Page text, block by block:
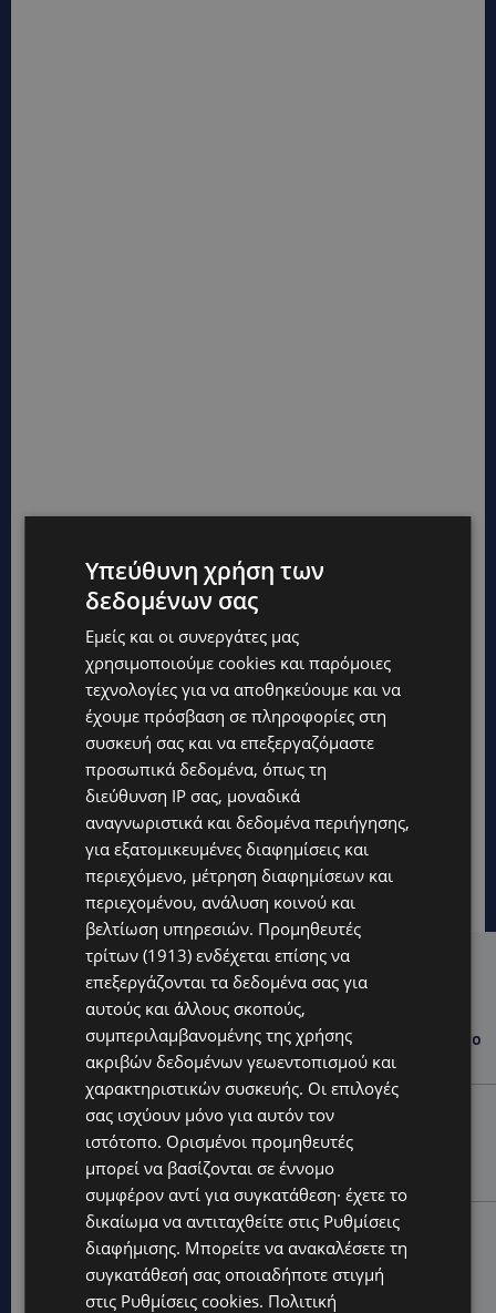
Hot this week
WORLD
ΦΩΤΙΑ ΣΤΟΝ ΒΟΛΟ: Στις φλόγες περιοχή πάνω από το
αρχαίο θέατρο Δημητριάδος
STORIES
ΜΑΝΩΛΗΣ ΕΜΜΑΝΟΥΗΛ: Η ιστορία της θρυλικής
Corner Pub που ξυπνά μνήμες δεκαετιών – Το
αφιέρωμα μετά τη φωτιά-(Φώτο)
UPDATES
ΘΕΣΣΑΛΟΝΙΚΗ: Σοκ από την κακοποίηση άγριων
χελωνών – Τις έβαψαν με πορτοκαλί λαδομπογιά-
(Φώτο)
Υπεύθυνη χρήση των
δεδομένων σας
Εμείς και οι συνεργάτες μας
χρησιμοποιούμε cookies και παρόμοιες
τεχνολογίες για να αποθηκεύουμε και να
έχουμε πρόσβαση σε πληροφορίες στη
συσκευή σας και να επεξεργαζόμαστε
προσωπικά δεδομένα, όπως τη
διεύθυνση IP σας, μοναδικά
αναγνωριστικά και δεδομένα περιήγησης,
για εξατομικευμένες διαφημίσεις και
περιεχόμενο, μέτρηση διαφημίσεων και
περιεχομένου, ανάλυση κοινού και
βελτίωση υπηρεσιών. Προμηθευτές
τρίτων (1913) ενδέχεται επίσης να
επεξεργάζονται τα δεδομένα σας για
αυτούς και άλλους σκοπούς,
συμπεριλαμβανομένης της χρήσης
ακριβών δεδομένων γεωεντοπισμού και
χαρακτηριστικών συσκευής. Οι επιλογές
σας ισχύουν μόνο για αυτόν τον
ιστότοπο. Ορισμένοι προμηθευτές
μπορεί να βασίζονται σε έννομο
συμφέρον αντί για συγκατάθεση· έχετε το
δικαίωμα να αντιταχθείτε στις Ρυθμίσεις
διαφήμισης. Μπορείτε να ανακαλέσετε τη
συγκατάθεσή σας οποιαδήποτε στιγμή
στις Ρυθμίσεις cookies. Πολιτική